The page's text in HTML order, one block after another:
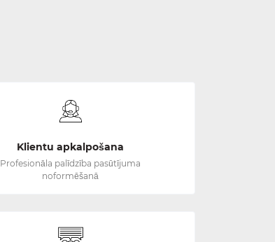
Klientu apkalpošana
Profesionāla palīdzība pasūtījuma
noformēšanā